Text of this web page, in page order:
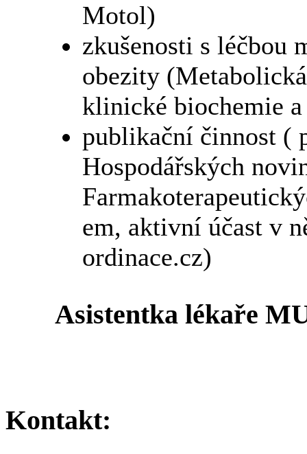
Motol)
zkušenosti s léčbou
obezity
klinické biochemie
publikační činnost (
Hospodářských
em, aktivní účast v
ordinace.cz)
Asistentka lékaře
Kontakt: